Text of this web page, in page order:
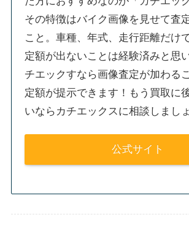
その特徴はバイク画像を見せて査
こと。車種、年式、走行距離だけ
定額が出ないことは経験済みと思
チエックすなら画像査定が加わる
定額が提示できます！もう買取に
いならカチエックスに相談しましょ
公式サイト